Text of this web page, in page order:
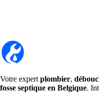
Votre expert plombier,
fosse septique en Belgique.